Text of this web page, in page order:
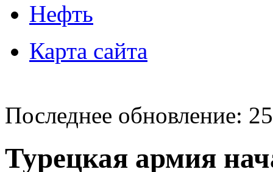
Нефть
Карта сайта
Последнее обновление:
Турецкая армия